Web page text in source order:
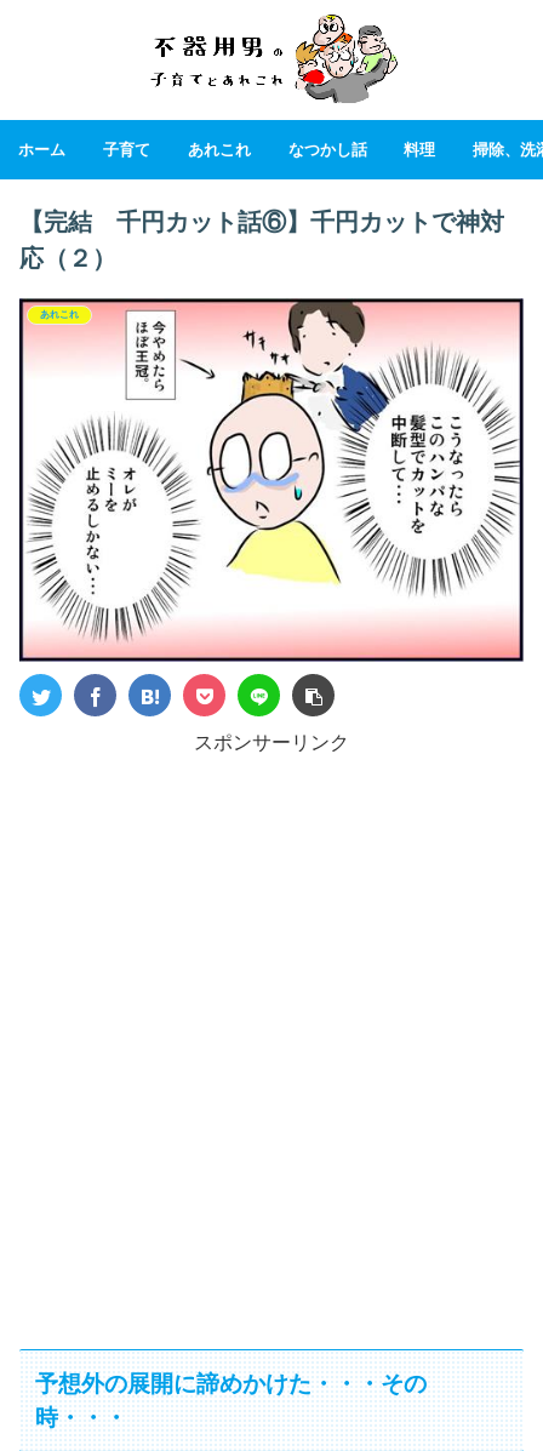
ホーム 子育て あれこれ なつかし話 料理 掃除、洗
【完結 千円カット話⑥】千円カットで神対
応（２）
あれこれ
スポンサーリンク
予想外の展開に諦めかけた・・・その
時・・・